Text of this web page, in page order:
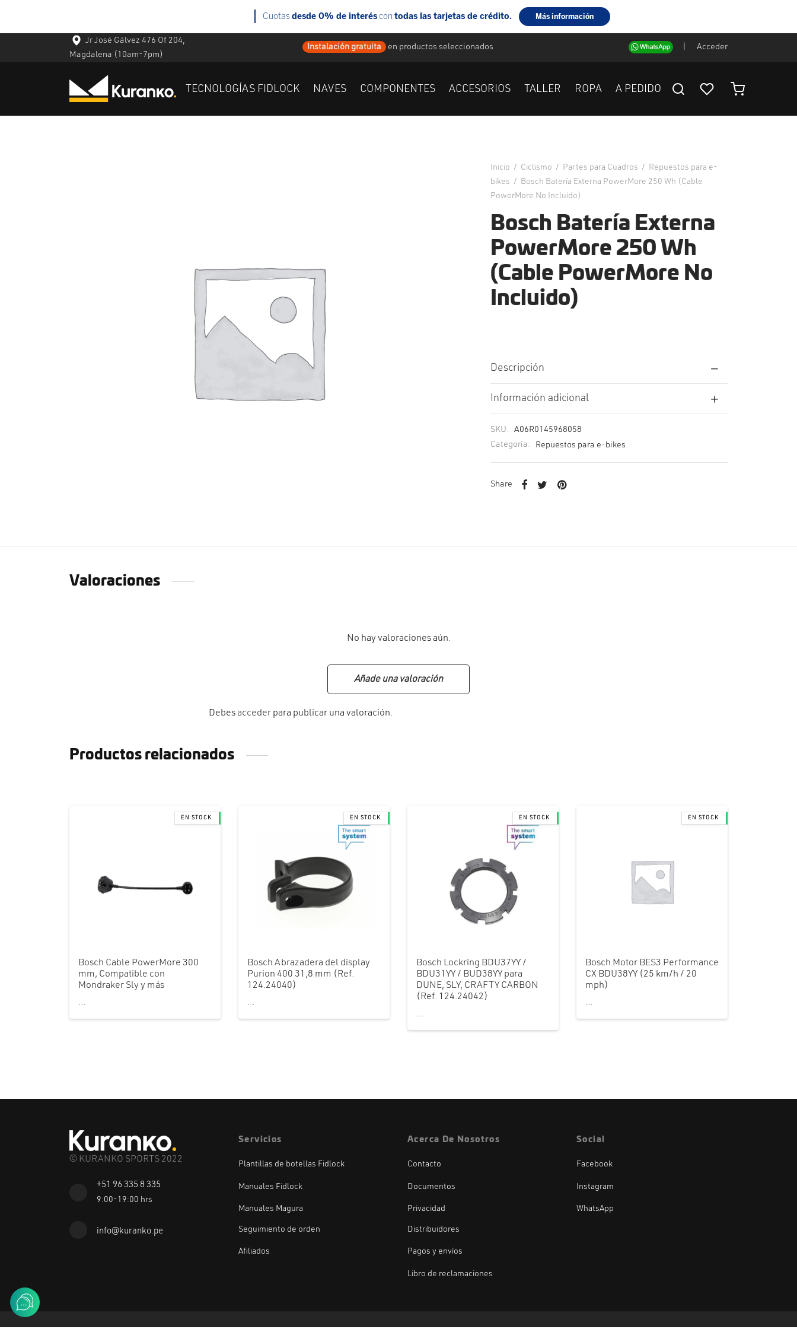
Jr José Gálvez 476 Of 204,
Magdalena (10am-7pm)
Instalación gratuita en productos seleccionados Acceder
TECNOLOGÍAS FIDLOCK NAVES COMPONENTES ACCESORIOS TALLER ROPA A PEDIDO
Inicio / Ciclismo / Partes para Cuadros /
Repuestos para e-
bikes /
Bosch Batería Externa PowerMore 250 Wh (Cable
PowerMore No Incluido)
Bosch Batería Externa
PowerMore 250 Wh
(Cable PowerMore No
Incluido)
Descripción
Información adicional
SKU:
A06R0145968058
Categoría:
Repuestos para e-bikes
Share
Valoraciones
No hay valoraciones aún.
Añade una valoración
Debesacceder para publicar una valoración.
Productos relacionados
Bosch Cable PowerMore 300
mm, Compatible con
Mondraker Sly y más
...
Bosch Abrazadera del display
Purion 400 31,8 mm (Ref.
124.24040)
...
Bosch Lockring BDU37YY /
BDU31YY / BUD38YY para
DUNE, SLY, CRAFTY CARBON
(Ref. 124.24042)
...
Bosch Motor BES3 Performance
CX BDU38YY (25 km/h / 20
mph)
...
© KURANKO SPORTS 2022
+51 96 335 8 335
9:00-19:00 hrs
info@kuranko.pe
Servicios
Plantillas de botellas Fidlock
Manuales Fidlock
Manuales Magura
Seguimiento de orden
Afiliados
Acerca De Nosotros
Contacto
Documentos
Privacidad
Distribuidores
Pagos y envíos
Libro de reclamaciones
Social
Facebook
Instagram
WhatsApp